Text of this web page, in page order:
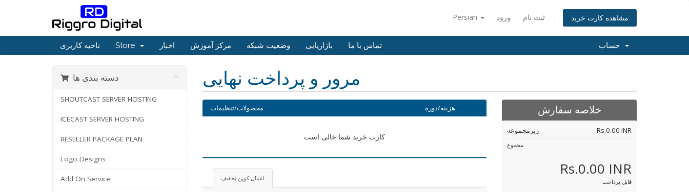
Persian ورود ثبت نام مشاهده کارت خرید
ناحیه کاربری Store اخبار مرکز آموزش وضعیت شبکه بازاریابی تماس با ما
مرور و پرداخت نهایی دسته بندی ها
SHOUTCAST SERVER HOSTING
ICECAST SERVER HOSTING
RESELLER PACKAGE PLAN
Logo Designs
Add On Service
محصولات/تنظیمات هزینه/دوره
کارت خرید شما خالی است
اعمال کوپن تخفیف
خلاصه سفارش
زیرمجموعه Rs.0.00 INR
مجموع
Rs.0.00 INR
قابل پرداخت